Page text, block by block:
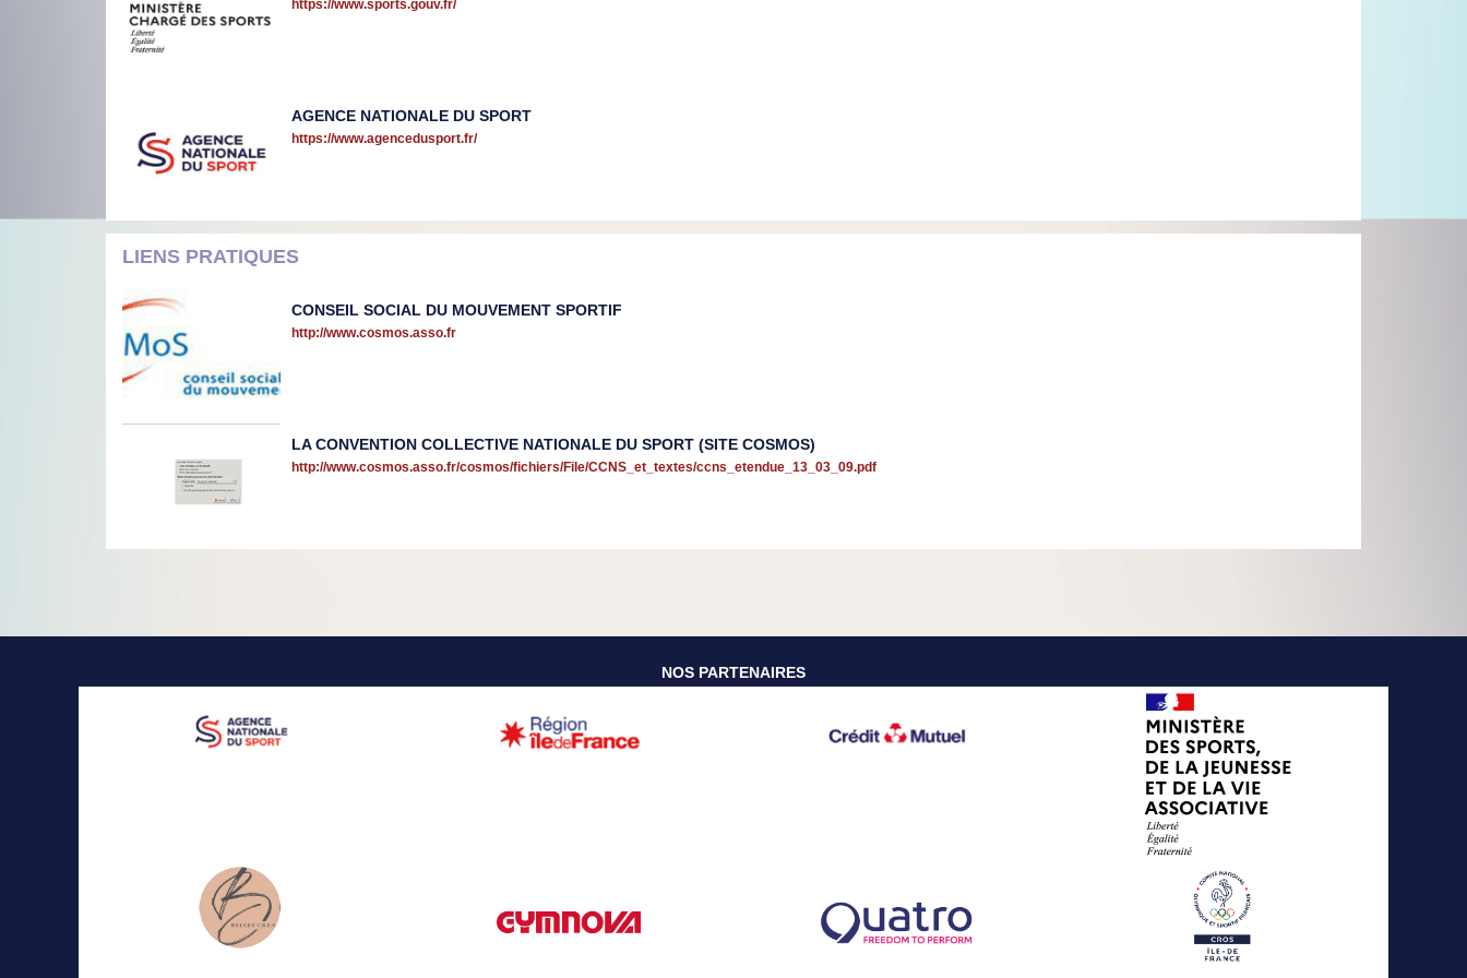
https://www.sports.gouv.fr/
AGENCE NATIONALE DU SPORT
https://www.agencedusport.fr/
LIENS PRATIQUES
CONSEIL SOCIAL DU MOUVEMENT SPORTIF
http://www.cosmos.asso.fr
LA CONVENTION COLLECTIVE NATIONALE DU SPORT (SITE COSMOS)
http://www.cosmos.asso.fr/cosmos/fichiers/File/CCNS_et_textes/ccns_etendue_13_03_09.pdf
NOS PARTENAIRES